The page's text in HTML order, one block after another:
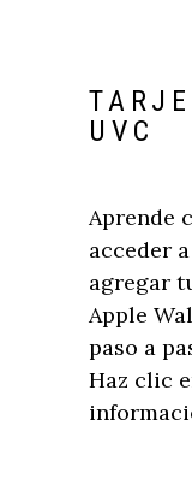
UVC
Aprende
acceder
agregar
Apple
paso a
Haz clic